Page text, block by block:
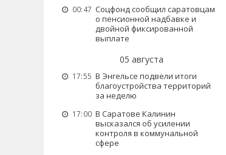
00:47 Соцфонд сообщил саратовцам
о пенсионной надбавке и
двойной фиксированной
выплате
05 августа
17:55 В Энгельсе подвели итоги
благоустройства территорий
за неделю
17:00 В Саратове Калинин
высказался об усилении
контроля в коммунальной
сфере